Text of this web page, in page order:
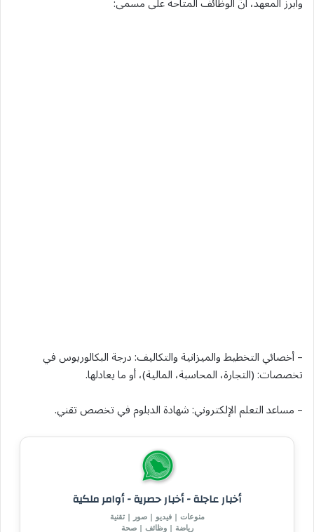
– أخصائي التخطيط والميزانية والتكاليف: درجة البكالوريوس في
تخصصات: (التجارة، المحاسبة، المالية)، أو ما يعادلها.
– مساعد التعلم الإلكتروني: شهادة الدبلوم في تخصص تقني.
أخبار عاجلة - أخبار حصرية - أوامر ملكية
منوعات | فيديو | صور | تقنية
رياضة | وظائف | صحة